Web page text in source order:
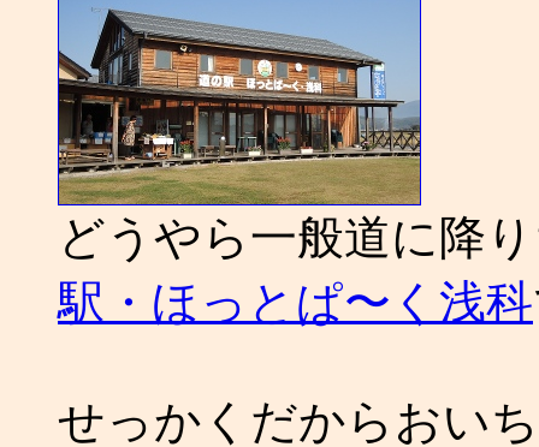
どうやら一般道に降
駅・ほっとぱ〜く浅科
せっかくだからおい